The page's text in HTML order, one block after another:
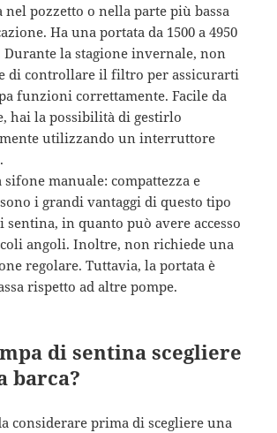
nel pozzetto o nella parte più bassa
Ha una portata da 1500 a 4950
la stagione invernale, non
di controllare il filtro per assicurarti
funzioni correttamente. Facile da
hai la possibilità di gestirlo
utilizzando un interruttore
sifone manuale: compattezza e
i grandi vantaggi di questo tipo
sentina, in quanto può avere accesso
angoli. Inoltre, non richiede una
regolare. Tuttavia, la portata è
rispetto ad altre pompe.
di sentina scegliere
barca?
considerare prima di scegliere una